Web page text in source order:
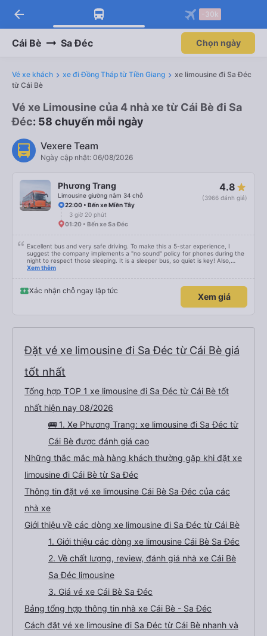
Tải app Vexere ngay!
Nhận ưu đãi thành viên độc
Mở app
Tải app Vexere
-30k/ghế khi đặt vé máy bay qua
Mở app
arrow_back -30k
Cái Bè Sa Đéc Chọn ngày
Vé xe khách xe đi Đồng Tháp từ Tiền Giang
xe limousine đi Sa Đéc
từ Cái Bè
Vé xe Limousine của 4 nhà xe từ Cái Bè đi Sa
Đéc: 58 chuyến mỗi ngày
Vexere Team
Ngày cập nhật: 06/08/2026
Phương Trang
Limousine giường nằm 34 chỗ
4.8
(3966 đánh giá)
22:00 • Bến xe Miền Tây
3 giờ 20 phút
01:20 • Bến xe Sa Đéc
Excellent bus and very safe driving. To make this a 5-star experience, I
suggest the company implements a "no sound" policy for phones during the
night to respect those sleeping. It is a sleeper bus, so quiet is key! Also,
please display the Wi-Fi password clearly inside the cabin for convenience. I
quy định rõ ràng về việc giữ im lặng (tắt âm thanh điện thoại) vào ban đêm
để tránh làm phiền hành khách khác ngủ. Ngoài ra, nhà xe nên dán sẵn mật
khẩu Wi-Fi trong xe để hành khách dễ dàng sử dụng. Tôi vẫn sẽ tiếp tục ủng
Xem thêm
Xác nhận chỗ ngay lập tức
Xem giá
Đặt vé xe limousine đi Sa Đéc từ Cái Bè giá
tốt nhất
Tổng hợp TOP 1 xe limousine đi Sa Đéc từ Cái Bè tốt
nhất hiện nay 08/2026
🚌 1. Xe Phương Trang: xe limousine đi Sa Đéc từ
Cái Bè được đánh giá cao
Những thắc mắc mà hàng khách thường gặp khi đặt xe
limousine đi Cái Bè từ Sa Đéc
Thông tin đặt vé xe limousine Cái Bè Sa Đéc của các
nhà xe
Giới thiệu về các dòng xe limousine đi Sa Đéc từ Cái Bè
1. Giới thiệu các dòng xe limousine Cái Bè Sa Đéc
2. Về chất lượng, review, đánh giá nhà xe Cái Bè
Sa Đéc limousine
3. Giá vé xe Cái Bè Sa Đéc
Bảng tổng hợp thông tin nhà xe Cái Bè - Sa Đéc
Cách đặt vé xe limousine đi Sa Đéc từ Cái Bè nhanh và